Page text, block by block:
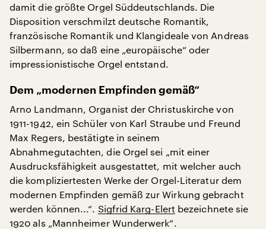
damit die größte Orgel Süddeutschlands. Die
Disposition verschmilzt deutsche Romantik,
französische Romantik und Klangideale von Andreas
Silbermann, so daß eine „europäische“ oder
impressionistische Orgel entstand.
Dem „modernen Empfinden gemäß“
Arno Landmann, Organist der Christuskirche von
1911-1942, ein Schüler von Karl Straube und Freund
Max Regers, bestätigte in seinem
Abnahmegutachten, die Orgel sei „mit einer
Ausdrucksfähigkeit ausgestattet, mit welcher auch
die kompliziertesten Werke der Orgel-Literatur dem
modernen Empfinden gemäß zur Wirkung gebracht
werden können...“. Sigfrid Karg-Elert bezeichnete sie
1920 als „Mannheimer Wunderwerk“.